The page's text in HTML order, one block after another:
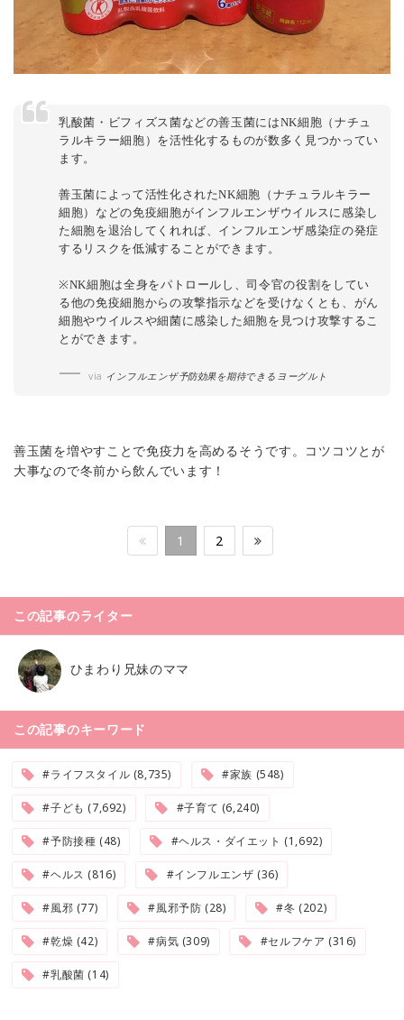
乳酸菌・ビフィズス菌などの善玉菌にはNK細胞（ナチュ
ラルキラー細胞）を活性化するものが数多く見つかってい
ます。
善玉菌によって活性化されたNK細胞（ナチュラルキラー
細胞）などの免疫細胞がインフルエンザウイルスに感染し
た細胞を退治してくれれば、インフルエンザ感染症の発症
するリスクを低減することができます。
※NK細胞は全身をパトロールし、司令官の役割をしてい
る他の免疫細胞からの攻撃指示などを受けなくとも、がん
細胞やウイルスや細菌に感染した細胞を見つけ攻撃するこ
とができます。
via インフルエンザ予防効果を期待できるヨーグルト
善玉菌を増やすことで免疫力を高めるそうです。コツコツとが
大事なので冬前から飲んでいます！
1 2
この記事のライター
ひまわり兄妹のママ
この記事のキーワード
#ライフスタイル (8,735) #家族 (548)
#子ども (7,692) #子育て (6,240)
#予防接種 (48) #ヘルス・ダイエット (1,692)
#ヘルス (816) #インフルエンザ (36)
#風邪 (77) #風邪予防 (28) #冬 (202)
#乾燥 (42) #病気 (309) #セルフケア (316)
#乳酸菌 (14)